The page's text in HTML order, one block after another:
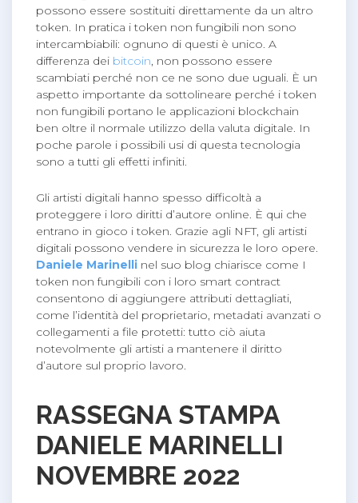
possono essere sostituiti direttamente da un altro
token. In pratica i token non fungibili non sono
intercambiabili: ognuno di questi è unico. A
differenza dei bitcoin, non possono essere
scambiati perché non ce ne sono due uguali. È un
aspetto importante da sottolineare perché i token
non fungibili portano le applicazioni blockchain
ben oltre il normale utilizzo della valuta digitale. In
poche parole i possibili usi di questa tecnologia
sono a tutti gli effetti infiniti.
Gli artisti digitali hanno spesso difficoltà a
proteggere i loro diritti d’autore online. È qui che
entrano in gioco i token. Grazie agli NFT, gli artisti
digitali possono vendere in sicurezza le loro opere.
Daniele Marinelli nel suo blog chiarisce come I
token non fungibili con i loro smart contract
consentono di aggiungere attributi dettagliati,
come l’identità del proprietario, metadati avanzati o
collegamenti a file protetti: tutto ciò aiuta
notevolmente gli artisti a mantenere il diritto
d’autore sul proprio lavoro.
RASSEGNA STAMPA
DANIELE MARINELLI
NOVEMBRE 2022